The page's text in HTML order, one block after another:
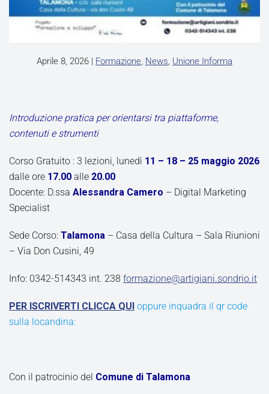
Aprile 8, 2026 | Formazione, News, Unione Informa
Introduzione pratica per orientarsi tra piattaforme,
contenuti e strumenti
Corso Gratuito : 3 lezioni, lunedì 11 – 18 – 25 maggio 2026
dalle ore 17.00 alle 20.00
Docente: D.ssa Alessandra Camero – Digital Marketing
Specialist
Sede Corso: Talamona – Casa della Cultura – Sala Riunioni
– Via Don Cusini, 49
Info: 0342-514343 int. 238 formazione@artigiani.sondrio.it
PER ISCRIVERTI CLICCA QUI oppure inquadra il qr code
sulla locandina:
Con il patrocinio del Comune di Talamona